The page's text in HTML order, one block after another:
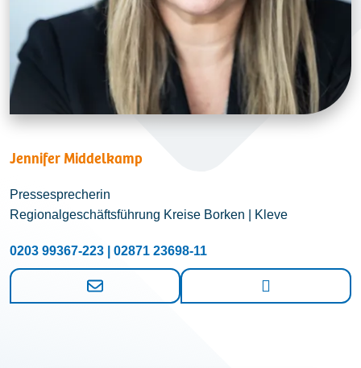
Jennifer Middelkamp
Pressesprecherin
Regionalgeschäftsführung Kreise Borken | Kleve
0203 99367-223 | 02871 23698-11